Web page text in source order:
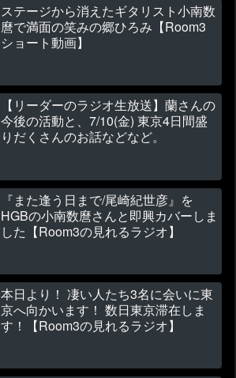
ステージから消えたギタリスト小南数
麿で満面の笑みの郷ひろみ【Room3
ショート動画】
【リーダーのラジオ生放送】蘭さんの
今後の活動と、7/10(金) 東京4日間盛
りだくさんのお話などなど。
『また逢う日まで/尾崎紀世彦』を
HGBの小南数麿さんと即興カバーしま
した【Room3の見れるラジオ】
本日より！ 凄い人たち3名に会いに東
京へ向かいます！ 数日東京滞在しま
す！【Room3の見れるラジオ】